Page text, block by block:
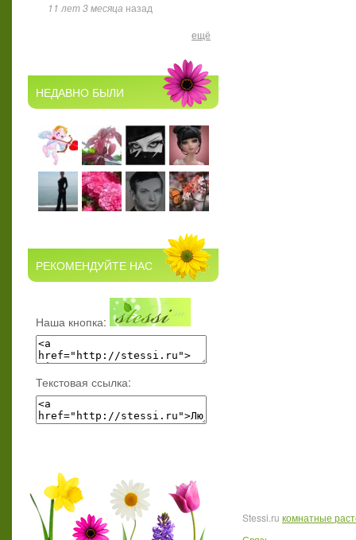
11 лет 3 месяца назад
ещё
НЕДАВНО БЫЛИ
РЕКОМЕНДУЙТЕ НАС
Наша кнопка:
Текстовая ссылка:
Stessi.ru комнатные